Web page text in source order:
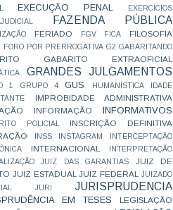
EXECUÇÃO PENAL
EXERCÍCIOS
FAZENDA PÚBLICA
FERIADO FGV FICA
FILOSOFIA
FORO POR PRERROGATIVA G2 GABARITANDO
GABARITO EXTRAOFICIAL
GRANDES JULGAMENTOS
1 GRUPO 4 GUS HUMANÍSTICA
IDADE
IMPROBIDADE ADMINISTRATIVA
INFORMAÇÃO INFORMATIVOS
POLICIAL
INSCRIÇÃO DEFINITIVA
INSS INSTAGRAM
INTERCEPTAÇÃO
INTERNACIONAL
INTERPRETAÇÃO
JUIZ DAS GARANTIAS
JUIZ DE
JUIZ ESTADUAL JUIZ FEDERAL
JUIZADO
JURI JURISPRUDENCIA
EM TESES
LEGISLAÇÃO